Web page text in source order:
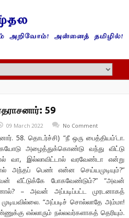
59
09 March 2022 No Comment
58. தொடர்ச்சி) “நீ ஒரு பைத்தியம்’டா.
அழைத்துக்கொண்டு வந்து விட்டு
வா, இல்லாவிட்டால் வரவேண்டா என்று
அந்தப் பெண் என்ன செய்யமுடியும்?”
வீட்டுக்கே போகவேண்டும்?” “அவன்
– அவன் அப்படிப்பட்ட முரடனாகத்
“அப்படிச் சொல்லாதே அம்மா!
எல்லாரும் நல்லவர்களாகத் தெரியும்.